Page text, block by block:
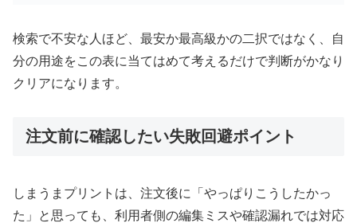
検索で不安な人ほど、最安か最高級かの二択ではなく、自
分の用途をこの表に当てはめて考えるだけで判断がかなり
クリアになります。
注文前に確認したい失敗回避ポイント
しまうまプリントは、注文後に「やっぱりこうしたかっ
た」と思っても、利用者側の編集ミスや確認漏れでは対応